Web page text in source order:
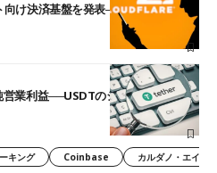
け決済基盤を発表──まずハンドル名
業利益──USDTのシェアは60%を突
キング Coinbase カルダノ・エイ